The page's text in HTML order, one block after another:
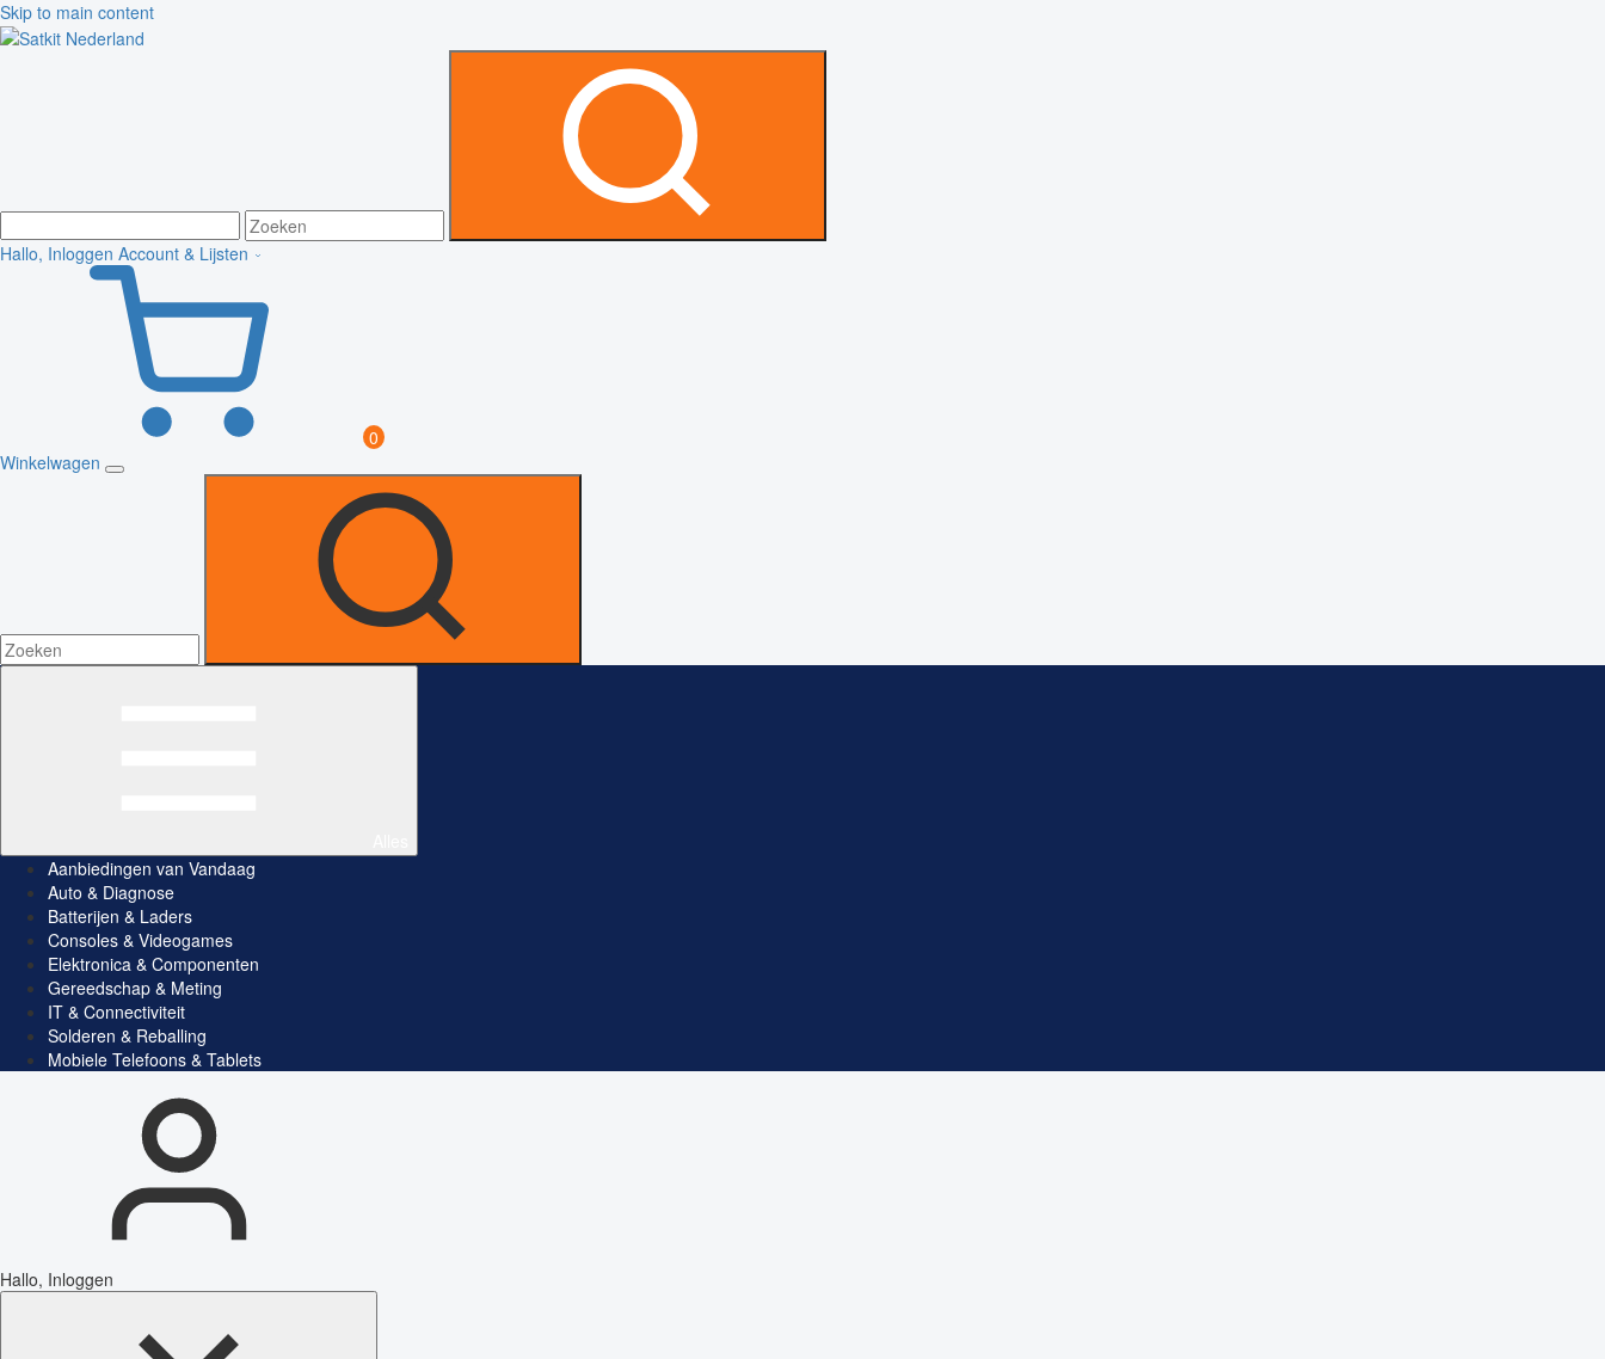
Skip to main content
Hallo, Inloggen Account & Lijsten
0
Winkelwagen
Aanbiedingen van Vandaag
Auto & Diagnose
Batterijen & Laders
Consoles & Videogames
Elektronica & Componenten
Gereedschap & Meting
IT & Connectiviteit
Solderen & Reballing
Mobiele Telefoons & Tablets
Hallo, Inloggen